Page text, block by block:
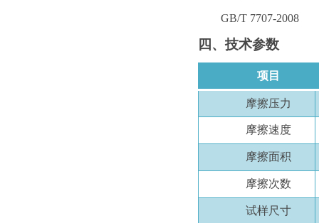
GB/T 7707-2008
四、技术参数
项目
摩擦压力
摩擦速度
摩擦面积
摩擦次数
试样尺寸